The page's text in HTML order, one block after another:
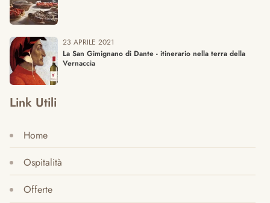
23 APRILE 2021
La San Gimignano di Dante - itinerario nella terra della
Vernaccia
Link Utili
Home
Ospitalità
Offerte